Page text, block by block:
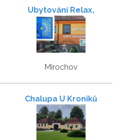
Ubytování Relax,
ubytování v soukromí,
dům na pronájem
Mirochov
Chalupa U Kroniků